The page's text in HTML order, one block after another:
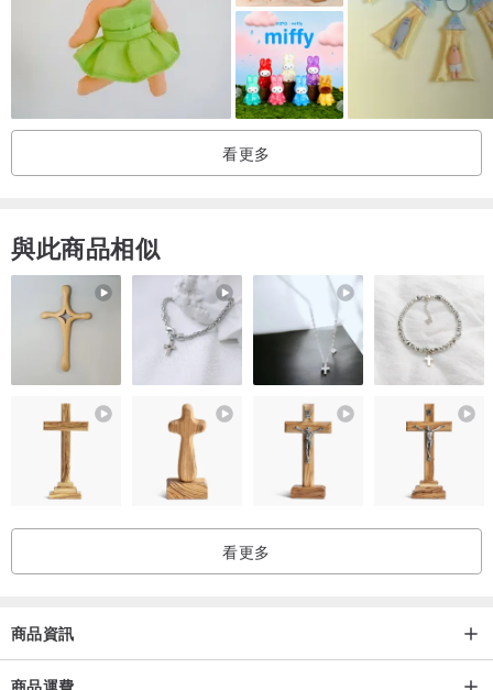
請勿放入口中玩耍，以免不慎誤食，幼兒使用須由家長陪同。
Do not put it in your mouth to avoid eating, children must be
accompanied by an adult while using.
看更多
與此商品相似
看更多
商品資訊
商品運費